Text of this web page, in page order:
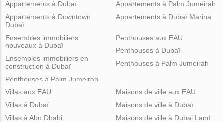
Appartements à Dubaï
Appartements à Downtown
Dubaï
Appartements à Palm Jumeirah
Appartements à Dubaï Marina
Ensembles immobiliers
nouveaux à Dubaï
Ensembles immobiliers en
construction à Dubaï
Penthouses à Palm Jumeirah
Penthouses aux EAU
Penthouses à Dubaï
Penthouses à Palm Jumeirah
Villas aux EAU
Villas à Dubaï
Villas à Abu Dhabi
Maisons de ville aux EAU
Maisons de ville à Dubaï
Maisons de ville à Dubai Land